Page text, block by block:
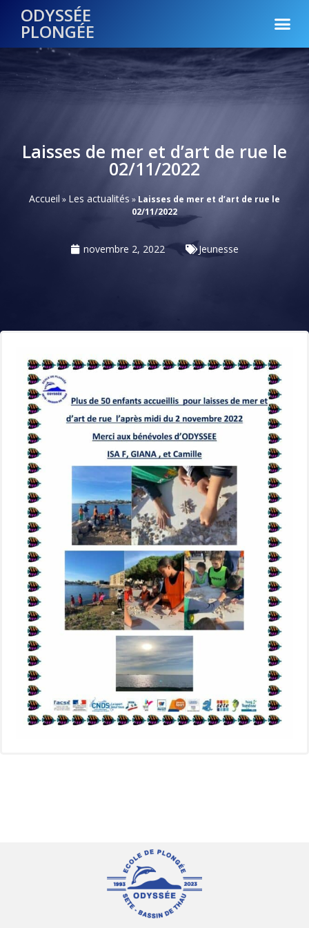
ODYSSÉE
PLONGÉE
Laisses de mer et d’art de rue le
02/11/2022
Accueil » Les actualités » Laisses de mer et d’art de rue le
02/11/2022
novembre 2, 2022 Jeunesse